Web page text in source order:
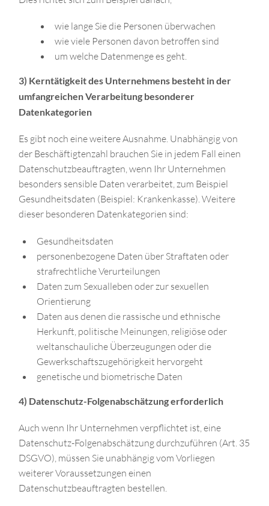
wie lange Sie die Personen überwachen
wie viele Personen davon betroffen sind
um welche Datenmenge es geht.
3) Kerntätigkeit des Unternehmens besteht in der
umfangreichen Verarbeitung besonderer
Datenkategorien
Es gibt noch eine weitere Ausnahme. Unabhängig von
der Beschäftigtenzahl brauchen Sie in jedem Fall einen
Datenschutzbeauftragten, wenn Ihr Unternehmen
besonders sensible Daten verarbeitet, zum Beispiel
Gesundheitsdaten (Beispiel: Krankenkasse). Weitere
dieser besonderen Datenkategorien sind:
Gesundheitsdaten
personenbezogene Daten über Straftaten oder
strafrechtliche Verurteilungen
Daten zum Sexualleben oder zur sexuellen
Orientierung
Daten aus denen die rassische und ethnische
Herkunft, politische Meinungen, religiöse oder
weltanschauliche Überzeugungen oder die
Gewerkschaftszugehörigkeit hervorgeht
genetische und biometrische Daten
4) Datenschutz-Folgenabschätzung erforderlich
Auch wenn Ihr Unternehmen verpflichtet ist, eine
Datenschutz-Folgenabschätzung durchzuführen (Art. 35
DSGVO), müssen Sie unabhängig vom Vorliegen
weiterer Voraussetzungen einen
Datenschutzbeauftragten bestellen.